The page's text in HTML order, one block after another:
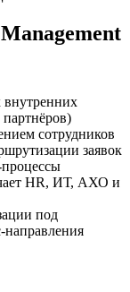
внутренних
партнёров)
сотрудников
заявок
HR, ИТ, АХО и
под
направления